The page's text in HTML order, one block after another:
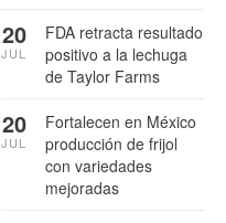
FDA retracta resultado
positivo a la lechuga
de Taylor Farms
20
JUL
Fortalecen en México
producción de frijol
con variedades
mejoradas
20
JUL